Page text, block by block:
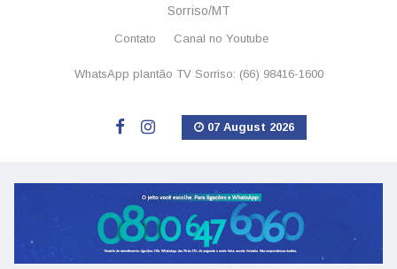
Sorriso/MT
Contato Canal no Youtube
WhatsApp plantão TV Sorriso: (66) 98416-1600
07 August 2026